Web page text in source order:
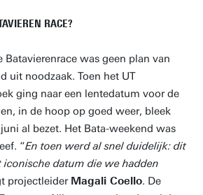
RACE?
Batavierenrace was geen plan van
uit noodzaak. Toen het UT
ging naar een lentedatum voor de
in de hoop op goed weer, bleek
al bezet. Het Bata-weekend was
“En toen werd al snel duidelijk: dit
iconische datum die we hadden
projectleider Magali Coello. De